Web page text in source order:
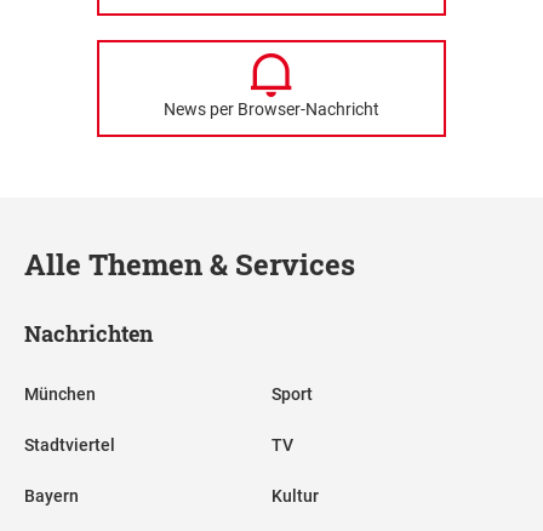
News per Browser-Nachricht
Alle Themen & Services
Nachrichten
München
Stadtviertel
Bayern
Sport
TV
Kultur